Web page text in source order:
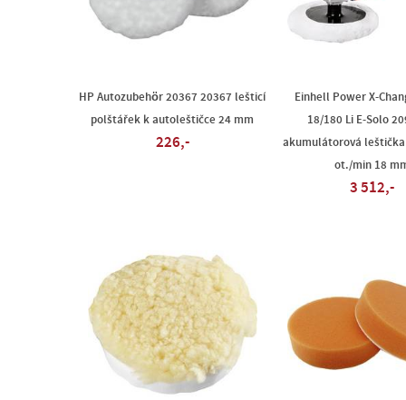
HP Autozubehör 20367 20367 lešticí
polštářek k autoleštičce 24 mm
226,-
Einhell Power X-
18/180 Li E-Solo
akumulátorová leštička
ot./min 18
3 512,-